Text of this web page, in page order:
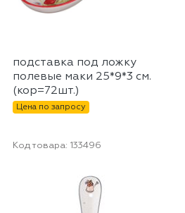
подставка под ложку
полевые маки 25*9*3 см.
(кор=72шт.)
Цена по запросу
Код товара: 133496